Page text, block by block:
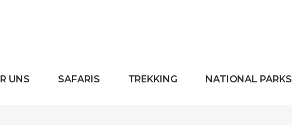
UNS SAFARIS TREKKING NATIONAL PARKS